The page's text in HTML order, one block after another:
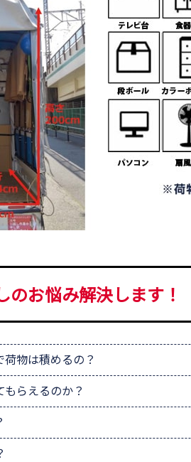
のお悩み解決します！
物は積めるの？
らえるのか？